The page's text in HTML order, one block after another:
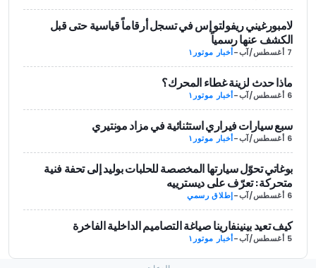
لامبورغيني ريفولتو إس في تسجل أرقاماً قياسية حتى قبل
الكشف عنها رسمياً
7 أغسطس/آب -أخبار موتور١
ماذا حدث لزينة غطاء المحرك؟
6 أغسطس/آب -أخبار موتور١
سبع سيارات فيراري استثنائية في مزاد مونتيري
6 أغسطس/آب -أخبار موتور١
بوغاتي تحوّل سيارتها المخصصة للحلبات بوليد إلى تحفة فنية
متحركة: تعرّف على ديسترييه
6 أغسطس/آب -إطلاق رسمي
كيف تعيد بينينفارينا صياغة التصاميم الداخلية الفاخرة
5 أغسطس/آب -أخبار موتور١